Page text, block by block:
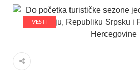
VESTI